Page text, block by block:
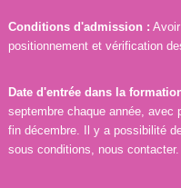
r
a
c
e
Conditions d'admission :
positionnement et vérification
Date d'entrée dans la
septembre chaque année, avec
fin décembre. Il y a possibilité
sous conditions, nous contacter.